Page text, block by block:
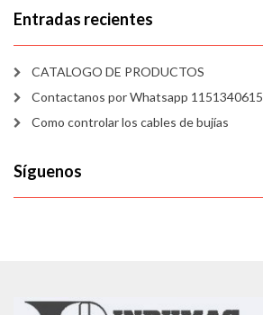
Entradas recientes
CATALOGO DE PRODUCTOS
Contactanos por Whatsapp 1151340615
Como controlar los cables de bujías
Síguenos